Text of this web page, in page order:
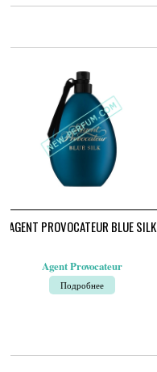
AGENT PROVOCATEUR BLUE SILK
Agent Provocateur
Подробнее